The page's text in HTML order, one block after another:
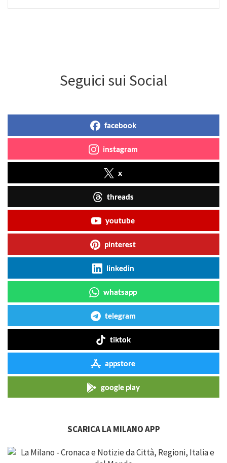
Seguici sui Social
facebook
instagram
x
threads
youtube
pinterest
linkedin
whatsapp
telegram
tiktok
appstore
google play
SCARICA LA MILANO APP